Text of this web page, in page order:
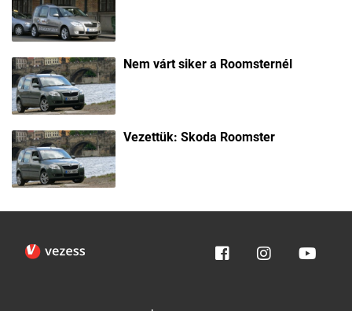
Nem várt siker a Roomsternél
Vezettük: Skoda Roomster